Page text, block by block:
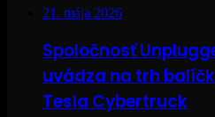
21. mája 2026
Spoločnosť
uvádza na trh
Tesla Cybertruck